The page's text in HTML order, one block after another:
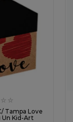
☆ ☆
Tampa Love
Un Kid-Art